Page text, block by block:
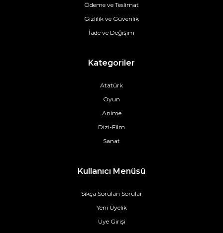
Ödeme ve Teslimat
Gizlilik ve Güvenlik
İade ve Değişim
Kategoriler
Atatürk
Oyun
Anime
Dizi-Film
Sanat
Kullanıcı Menüsü
Sıkça Sorulan Sorular
Yeni Üyelik
Üye Girişi